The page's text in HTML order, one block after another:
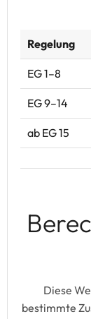
Regelung
EG 1–8
EG 9–14
ab EG 15
Diese
bestimmte